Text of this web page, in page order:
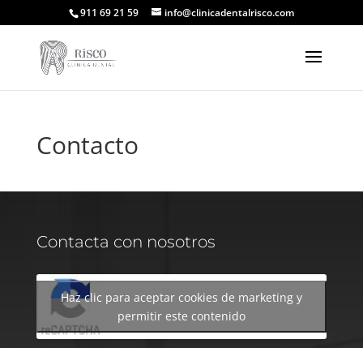
911 69 21 59 info@clinicadentalrisco.com
Contacto
Contacta con nosotros
Haz clic para aceptar cookies de marketing y
permitir este contenido